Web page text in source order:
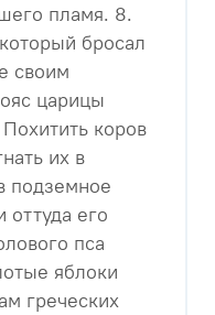
пламя. 8.
бросал
своим
царицы
коров
их в
подземное
оттуда его
пса
яблоки
греческих